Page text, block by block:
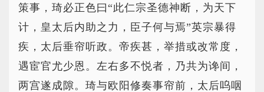
策事，琦必正色曰“此仁宗圣德神断，为天下
计，皇太后内助之力，臣子何与焉”英宗暴得
疾，太后垂帘听政。帝疾甚，举措或改常度，
遇宦官尤少恩。左右多不悦者，乃共为谗间，
两宫遂成隙。琦与欧阳修奏事帘前，太后呜咽